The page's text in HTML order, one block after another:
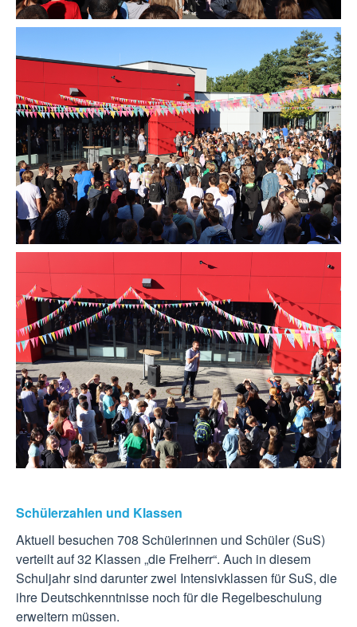
Schülerzahlen und Klassen
Aktuell besuchen 708 Schülerinnen und Schüler (SuS)
verteilt auf 32 Klassen „die Freiherr“. Auch in diesem
Schuljahr sind darunter zwei Intensivklassen für SuS, die
ihre Deutschkenntnisse noch für die Regelbeschulung
erweitern müssen.